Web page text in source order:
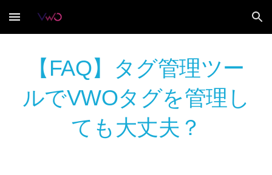
Skip to main content Skip to navigation
【FAQ】タグ管理ツー
ルでVWOタグを管理し
ても大丈夫？